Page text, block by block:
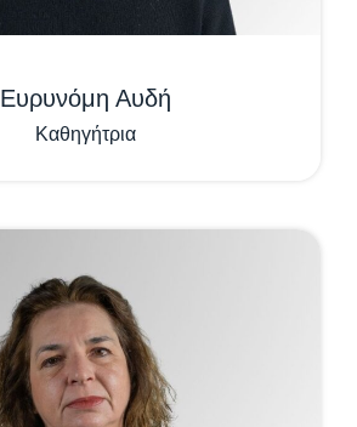
Ευρυνόμη Αυδή
Καθηγήτρια